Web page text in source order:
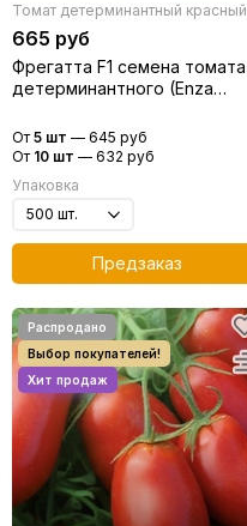
Томат детерминантный красный
665 руб
Фрегатта F1 семена томата
детерминантного (Enza
От 5 шт — 645 руб
От 10 шт — 632 руб
Упаковка
Предзаказ